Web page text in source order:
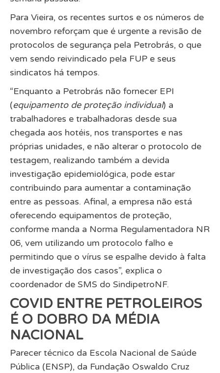
Para Vieira, os recentes surtos e os números de
novembro reforçam que é urgente a revisão de
protocolos de segurança pela Petrobrás, o que
vem sendo reivindicado pela FUP e seus
sindicatos há tempos.
“Enquanto a Petrobrás não fornecer EPI
(equipamento de proteção individual) a
trabalhadores e trabalhadoras desde sua
chegada aos hotéis, nos transportes e nas
próprias unidades, e não alterar o protocolo de
testagem, realizando também a devida
investigação epidemiológica, pode estar
contribuindo para aumentar a contaminação
entre as pessoas. Afinal, a empresa não está
oferecendo equipamentos de proteção,
conforme manda a Norma Regulamentadora NR
06, vem utilizando um protocolo falho e
permitindo que o vírus se espalhe devido à falta
de investigação dos casos”, explica o
coordenador de SMS do SindipetroNF.
COVID ENTRE PETROLEIROS
É O DOBRO DA MÉDIA
NACIONAL
Parecer técnico da Escola Nacional de Saúde
Pública (ENSP), da Fundação Oswaldo Cruz